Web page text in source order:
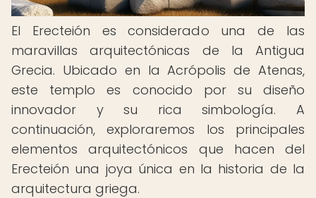
El Erecteión es considerado una de las
maravillas arquitectónicas de la Antigua
Grecia. Ubicado en la Acrópolis de Atenas,
este templo es conocido por su diseño
innovador y su rica simbología. A
continuación, exploraremos los principales
elementos arquitectónicos que hacen del
Erecteión una joya única en la historia de la
arquitectura griega.